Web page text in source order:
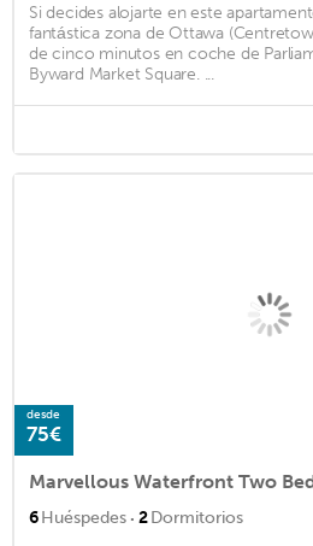
Si decides alojarte en este
fantástica zona de Ottawa
de cinco minutos en coche de
Byward Market Square. ...
desde
75€
6Huéspedes · 2Dormitorios